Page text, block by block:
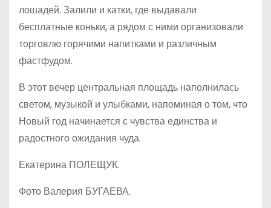
лошадей. Залили и катки, где выдавали
бесплатные коньки, а рядом с ними организовали
торговлю горячими напитками и различным
фастфудом.
В этот вечер центральная площадь наполнилась
светом, музыкой и улыбками, напоминая о том, что
Новый год начинается с чувства единства и
радостного ожидания чуда.
Екатерина ПОЛЕЩУК.
Фото Валерия БУГАЕВА.